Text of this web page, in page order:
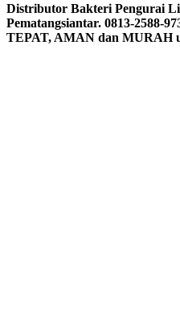
Distributor Bakteri Pengurai
Pematangsiantar. 0813-2588-
TEPAT, AMAN dan MURAH